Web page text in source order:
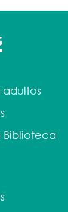
adultos
Biblioteca